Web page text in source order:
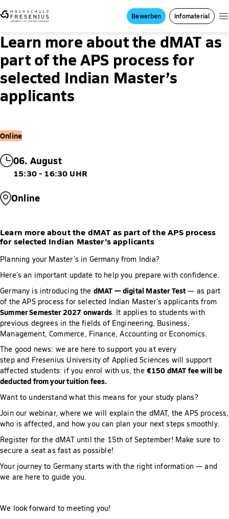
Bewerben Infomaterial
Learn more about the dMAT as
part of the APS process for
selected Indian Master’s
applicants
06. August
15:30 - 16:30 UHR
Online
Online
Learn more about the dMAT as part of the APS process
for selected Indian Master’s applicants
Planning your Master’s in Germany from India?
Here’s an important update to help you prepare with confidence.
Germany is introducing the dMAT — digital Master Test— as part
of the APS process for selected Indian Master’s applicants from
Summer Semester 2027 onwards. It applies to students with
previous degrees in the fields of Engineering, Business,
Management, Commerce, Finance, Accounting or Economics.
The good news: we are here to support you at every
step and Fresenius University of Applied Sciences will support
affected students: if you enrol with us, the €150 dMAT fee will be
deducted from your tuition fees.
Want to understand what this means for your study plans?
Join our webinar, where we will explain the dMAT, the APS process,
who is affected, and how you can plan your next steps smoothly.
Register for the dMAT until the 15th of September! Make sure to
secure a seat as fast as possible!
Your journey to Germany starts with the right information — and
we are here to guide you.
We look forward to meeting you!